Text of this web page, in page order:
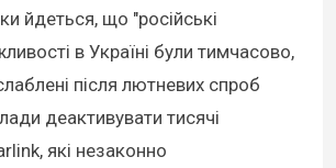
йдеться, що "російські
в Україні були тимчасово,
після лютневих спроб
деактивувати тисячі
які незаконно